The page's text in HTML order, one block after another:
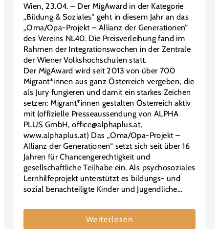
Wien, 23.04. – Der MigAward in der Kategorie
„Bildung & Soziales“ geht in diesem Jahr an das
„Oma/Opa-Projekt – Allianz der Generationen“
des Vereins NL40. Die Preisverleihung fand im
Rahmen der Integrationswochen in der Zentrale
der Wiener Volkshochschulen statt.
Der MigAward wird seit 2013 von über 700
Migrant*innen aus ganz Österreich vergeben, die
als Jury fungieren und damit ein starkes Zeichen
setzen: Migrant*innen gestalten Österreich aktiv
mit (offizielle Presseaussendung von ALPHA
PLUS GmbH, office@alphaplus.at,
www.alphaplus.at) Das „Oma/Opa-Projekt –
Allianz der Generationen“ setzt sich seit über 16
Jahren für Chancengerechtigkeit und
gesellschaftliche Teilhabe ein. Als psychosoziales
Lernhilfeprojekt unterstützt es bildungs- und
sozial benachteiligte Kinder und Jugendliche…
Weiterlesen